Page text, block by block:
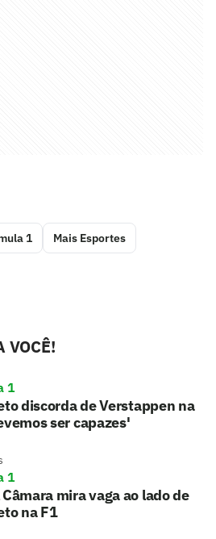
1 Mais Esportes
VOCÊ!
1
discorda de Verstappen na
ser capazes'
1
mira vaga ao lado de
na F1